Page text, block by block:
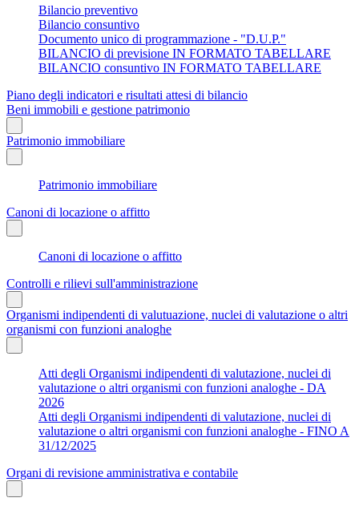
Bilancio preventivo
Bilancio consuntivo
Documento unico di programmazione - "D.U.P."
BILANCIO di previsione IN FORMATO TABELLARE
BILANCIO consuntivo IN FORMATO TABELLARE
Piano degli indicatori e risultati attesi di bilancio
Beni immobili e gestione patrimonio
Patrimonio immobiliare
Patrimonio immobiliare
Canoni di locazione o affitto
Canoni di locazione o affitto
Controlli e rilievi sull'amministrazione
Organismi indipendenti di valutuazione, nuclei di valutazione o altri
organismi con funzioni analoghe
Atti degli Organismi indipendenti di valutazione, nuclei di
valutazione o altri organismi con funzioni analoghe - DA
2026
Atti degli Organismi indipendenti di valutazione, nuclei di
valutazione o altri organismi con funzioni analoghe - FINO A
31/12/2025
Organi di revisione amministrativa e contabile